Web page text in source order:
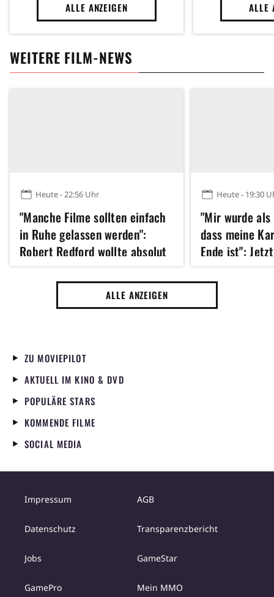
ALLE ANZEIGEN ALLE
WEITERE FILM-NEWS
Heute - 22:56 Uhr
"Manche Filme sollten einfach
in Ruhe gelassen werden":
Robert Redford wollte absolut
kein Remake dieses Klassikers
der 70er Jahre
Heute - 19:30
"Mir wurde
dass meine
Ende ist":
Hathaway 43
Jahres gedreht
ALLE ANZEIGEN
ZU MOVIEPILOT
AKTUELL IM KINO & DVD
POPULÄRE STARS
KOMMENDE FILME
SOCIAL MEDIA
Impressum AGB
Datenschutz Transparenzbericht
Jobs GameStar
GamePro Mein MMO